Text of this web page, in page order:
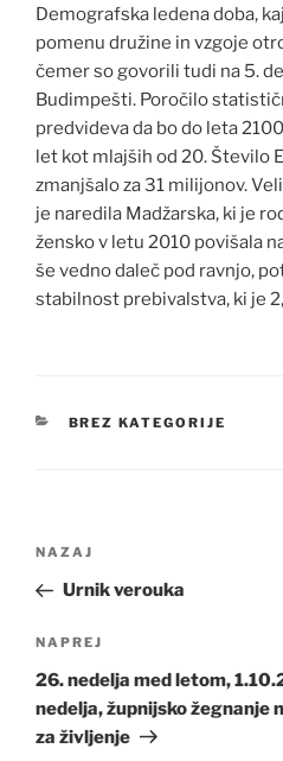
Demografska ledena doba,
pomenu družine in vzgoje
čemer so govorili tudi na 5.
Budimpešti. Poročilo
predvideva da bo do leta
let kot mlajših od 20. Število
zmanjšalo za 31 milijonov.
je naredila Madžarska, ki je
žensko v letu 2010 povišala
še vedno daleč pod ravnjo,
stabilnost prebivalstva, ki je
KATEGORIJE
BREZ KATEGORIJE
Prejšnji
prispevek
NAZAJ
Urnik verouka
Naslednji
prispevek
NAPREJ
26. nedelja med letom,
nedelja, župnijsko žegnanje
za življenje